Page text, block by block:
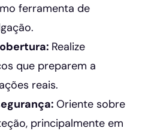
ferramenta de
Realize
que preparem a
reais.
Oriente sobre
principalmente em